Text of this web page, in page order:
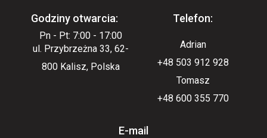
Godziny otwarcia:
Pn - Pt: 7:00 - 17:00
ul. Przybrzeżna 33, 62-
800 Kalisz, Polska
Telefon:
Adrian
+48 503 912 928
Tomasz
+48 600 355 770
E-mail